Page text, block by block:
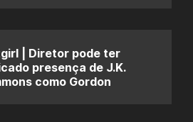
| Diretor pode ter
presença de J.K.
como Gordon